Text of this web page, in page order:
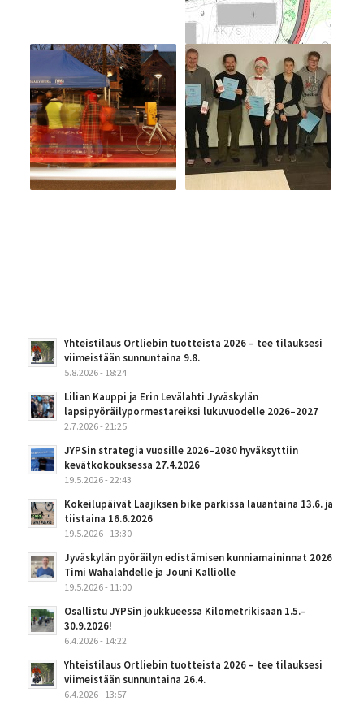
Yhteistilaus Ortliebin tuotteista 2026 – tee tilauksesi
viimeistään sunnuntaina 9.8.
5.8.2026 - 18:24
Lilian Kauppi ja Erin Levälahti Jyväskylän
lapsipyöräilypormestareiksi lukuvuodelle 2026–2027
2.7.2026 - 21:25
JYPSin strategia vuosille 2026–2030 hyväksyttiin
kevätkokouksessa 27.4.2026
19.5.2026 - 22:43
Kokeilupäivät Laajiksen bike parkissa lauantaina 13.6. ja
tiistaina 16.6.2026
19.5.2026 - 13:30
Jyväskylän pyöräilyn edistämisen kunniamaininnat 2026
Timi Wahalahdelle ja Jouni Kalliolle
19.5.2026 - 11:00
Osallistu JYPSin joukkueessa Kilometrikisaan 1.5.–
30.9.2026!
6.4.2026 - 14:22
Yhteistilaus Ortliebin tuotteista 2026 – tee tilauksesi
viimeistään sunnuntaina 26.4.
6.4.2026 - 13:57